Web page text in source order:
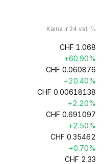
Kaina ir 24 val. %
CHF 1.068
+60.90%
CHF 0.060876
+20.40%
CHF 0.00618138
+2.20%
CHF 0.691097
+2.50%
CHF 0.35462
+0.70%
CHF 2.33